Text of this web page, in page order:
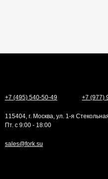
+7 (495) 540-50-49 +7 (977)
115404, г. Москва, ул. 1-я
Пт. с 9:00 - 18:00
sales@fork.su